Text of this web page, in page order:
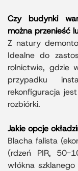
Czy budynki
można przenieść
Z natury
Idealne do
rolnictwie, gdzie
przypadku
rekonfiguracja
rozbiórki.
Jakie opcje
Blacha falista
(rdzeń PIR, 50-
włókna